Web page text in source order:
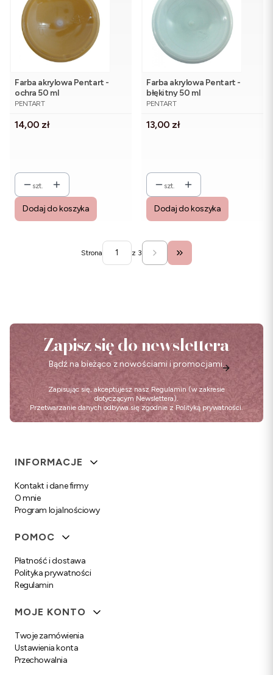
Farba akrylowa Pentart -
ochra 50 ml
PRODUCENT
PENTART
Cena
14,00 zł
szt.
Dodaj do koszyka
Farba akrylowa Pentart -
błękitny 50 ml
PRODUCENT
PENTART
Cena
13,00 zł
szt.
Dodaj do koszyka
Strona z 3 Przejdź do ostatniej
Zapisz się do newslettera
Bądź na bieżąco z nowościami i promocjami.
Zapisując się, akceptujesz nasz Regulamin (w zakresie
dotyczącym Newslettera).
Przetwarzanie danych odbywa się zgodnie z Polityką prywatności.
Linki w stopce
INFORMACJE
Kontakt i dane firmy
O mnie
Program lojalnościowy
POMOC
Płatność i dostawa
Polityka prywatności
Regulamin
MOJE KONTO
Twoje zamówienia
Ustawienia konta
Przechowalnia